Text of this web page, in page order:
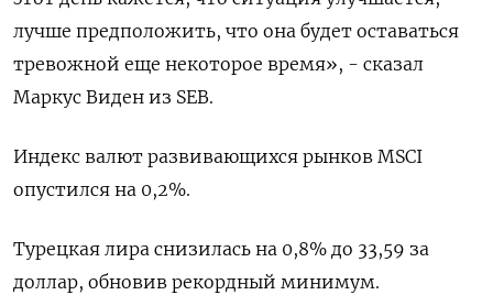
лучше предположить, что она будет оставаться
тревожной еще некоторое время», - сказал
Маркус Виден из SEB.
Индекс валют развивающихся рынков MSCI
опустился на 0,2%.
Турецкая лира снизилась на 0,8% до 33,59 за
доллар, обновив рекордный минимум.